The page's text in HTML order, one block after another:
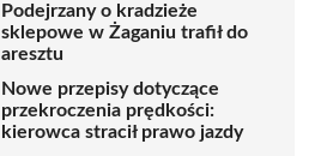
Podejrzany o kradzieże
sklepowe w Żaganiu trafił do
aresztu
Nowe przepisy dotyczące
przekroczenia prędkości:
kierowca stracił prawo jazdy